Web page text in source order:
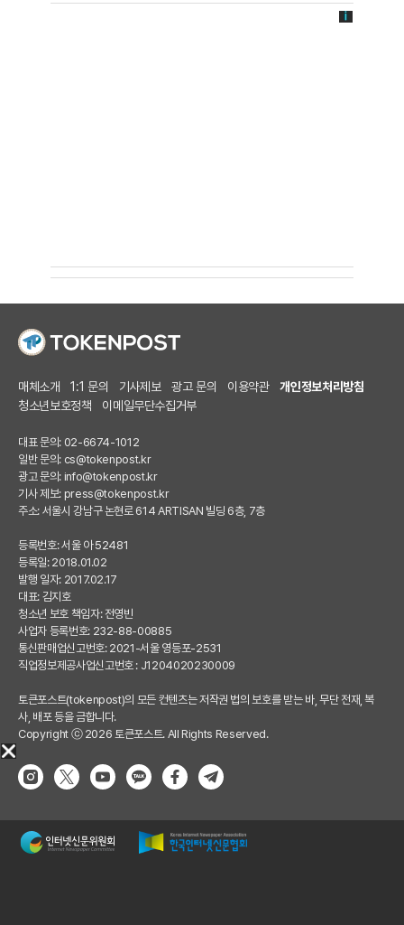
매체소개 1:1 문의 기사제보 광고 문의 이용약관
개인정보처리방침
청소년보호정책
이메일무단수집거부
대표 문의: 02-6674-1012
일반 문의: cs@tokenpost.kr
광고 문의: info@tokenpost.kr
기사 제보: press@tokenpost.kr
주소: 서울시 강남구 논현로 614 ARTISAN 빌딩 6층, 7층
등록번호: 서울 아 52481
등록일: 2018.01.02
발행 일자: 2017.02.17
대표: 김지호
청소년 보호 책임자: 전영빈
사업자 등록번호: 232-88-00885
통신판매업신고번호: 2021-서울 영등포-2531
직업정보제공사업신고번호 : J1204020230009
토큰포스트(tokenpost)의 모든 컨텐츠는 저작권 법의 보호를 받는 바, 무단 전재, 복
사, 배포 등을 금합니다.
Copyright ⓒ 2026 토큰포스트. All Rights Reserved.